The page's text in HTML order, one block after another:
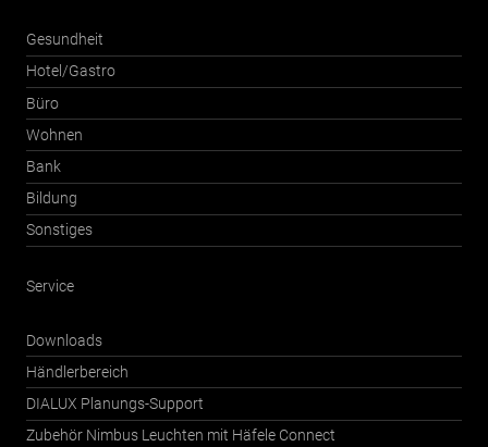
Gesundheit
Hotel/Gastro
Büro
Wohnen
Bank
Bildung
Sonstiges
Service
Downloads
Händlerbereich
DIALUX Planungs-Support
Zubehör Nimbus Leuchten mit Häfele Connect